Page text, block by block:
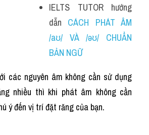
IELTS TUTOR hướng
dẫn CÁCH PHÁT ÂM
/aʊ/ VÀ /əʊ/ CHUẨN
BẢN NGỮ
các nguyên âm không cần sử dụng
nhiều thì khi phát âm không cần
ý đến vị trí đặt răng của bạn.